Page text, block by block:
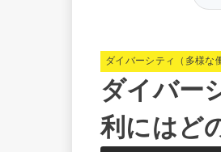
ダイバーシティ（多様な
ダイバー
利にはど